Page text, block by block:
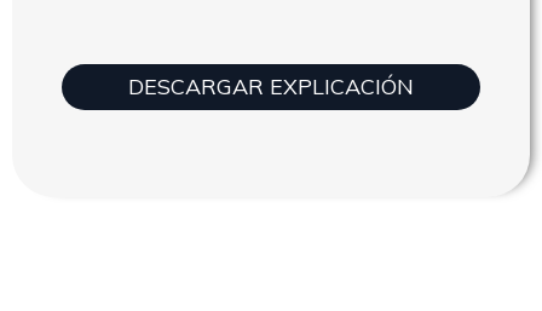
DESCARGAR EXPLICACIÓN